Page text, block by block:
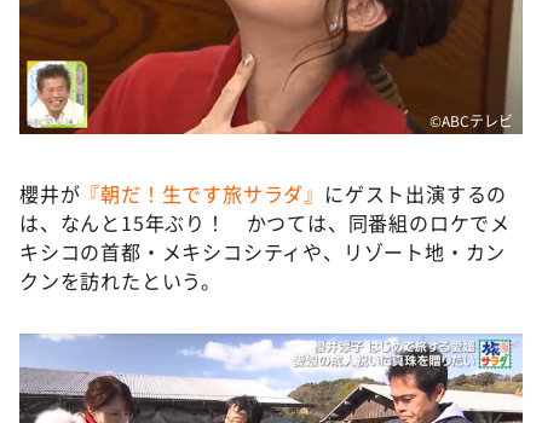
©ABCテレビ
櫻井が 『朝だ！生です旅サラダ』 にゲスト出演するの
は、なんと15年ぶり！ かつては、同番組のロケでメ
キシコの首都・メキシコシティや、リゾート地・カン
クンを訪れたという。